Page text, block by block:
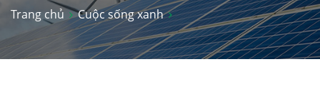
Trang chủ Cuộc sống xanh